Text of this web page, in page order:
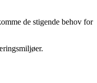
de stigende behov for